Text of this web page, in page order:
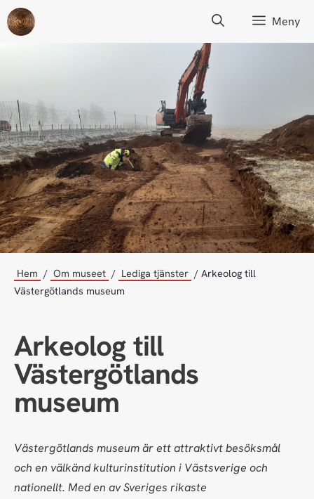
Hoppa
till
Meny
Hem Om museet Lediga tjänster
Arkeolog till
Västergötlands museum
Arkeolog till
Västergötlands
museum
Västergötlands museum är ett attraktivt besöksmål
och en välkänd kulturinstitution i Västsverige och
nationellt. Med en av Sveriges rikaste